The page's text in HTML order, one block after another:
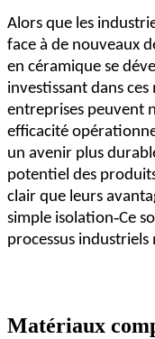
Alors que les
face à de nouveaux
en céramique se
investissant dans
entreprises peuvent
efficacité
un avenir plus
potentiel des
clair que leurs
simple isolation-Ce
processus industriels
Matériaux